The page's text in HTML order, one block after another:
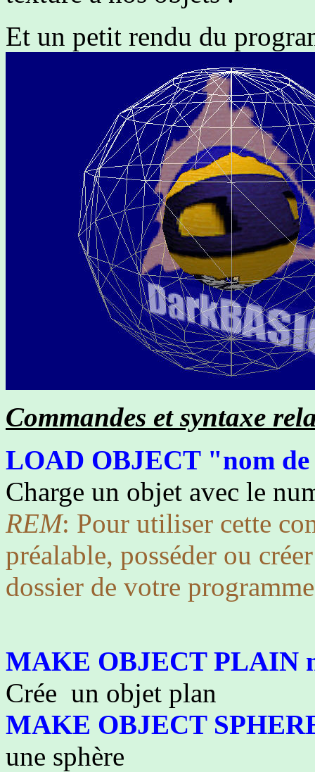
Et un petit rendu du
Commandes et syntaxe
LOAD OBJECT "nom
Charge un objet avec le
REM: Pour utiliser cette
préalable, posséder ou
dossier de votre
MAKE OBJECT PLAIN
Crée un objet plan
MAKE OBJECT
une sphère